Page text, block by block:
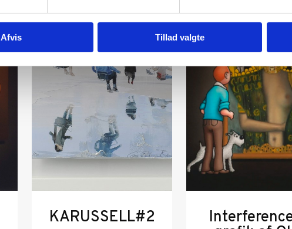
Afvis Tillad valgte
KARUSSELL#2